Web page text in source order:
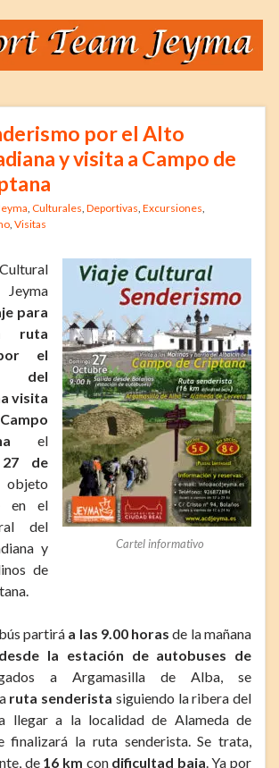
por el Alto
y visita a Campo de
Culturales Deportivas Excursiones
Visitas
Cartel informativo
para
ruta
el
del
visita
el
27 de
en el
del
y
de
partirá a las 9.00 horas de la mañana
desde la estación de autobuses de
a Argamasilla de Alba, se
ruta senderista siguiendo la ribera del
llegar a la localidad de Alameda de
finalizará la ruta senderista. Se trata,
de 16 km con dificultad baja. Ya por